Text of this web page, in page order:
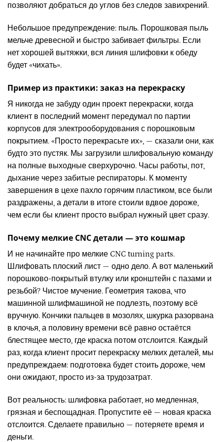
позволяют добраться до углов без следов завихрений.
Небольшое предупреждение: пыль. Порошковая пыль
мельче древесной и быстро забивает фильтры. Если
нет хорошей вытяжки, вся линия шлифовки к обеду
будет «чихать».
Пример из практики: заказ на перекраску
Я никогда не забуду один проект перекраски, когда
клиент в последний момент передумал по партии
корпусов для электрооборудования с порошковым
покрытием. «Просто перекрасьте их», — сказали они, как
будто это пустяк. Мы загрузили шлифовальную команду
на полные выходные сверхурочно. Часы работы, пот,
дыхание через забитые респираторы. К моменту
завершения в цехе пахло горячим пластиком, все были
раздражены, а детали в итоге стоили вдвое дороже,
чем если бы клиент просто выбрал нужный цвет сразу.
Почему мелкие CNC детали — это кошмар
И не начинайте про мелкие CNC turning parts.
Шлифовать плоский лист — одно дело. А вот маленький
порошково-покрытый втулку или кронштейн с пазами и
резьбой? Чистое мучение. Геометрия такова, что
машинной шлифмашиной не подлезть, поэтому всё
вручную. Кончики пальцев в мозолях, шкурка разорвана
в клочья, а половину времени всё равно остаётся
блестящее место, где краска потом отслоится. Каждый
раз, когда клиент просит перекраску мелких деталей, мы
предупреждаем: подготовка будет стоить дороже, чем
они ожидают, просто из-за трудозатрат.
Вот реальность: шлифовка работает, но медленная,
грязная и беспощадная. Пропустите её — новая краска
отслоится. Сделаете правильно — потеряете время и
деньги.